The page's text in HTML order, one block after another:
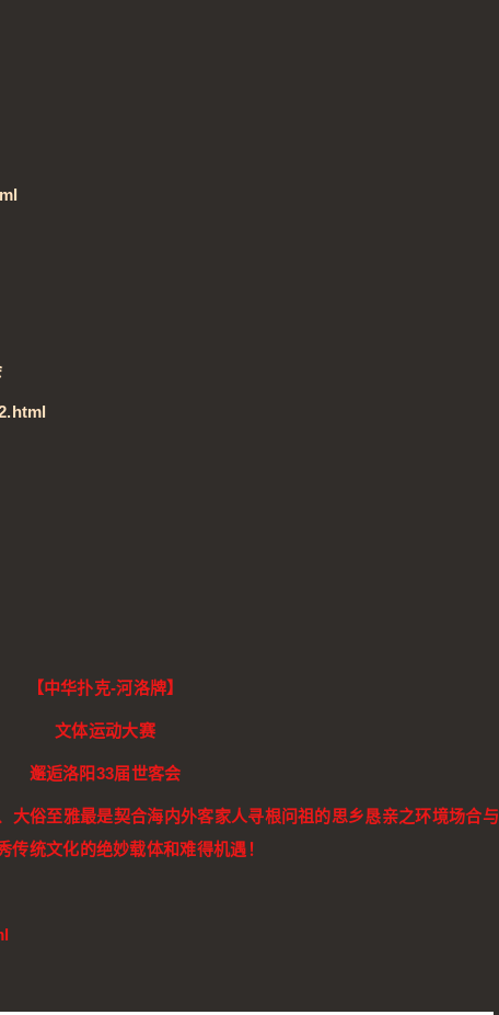
【中华扑克-河洛牌】
文体运动大赛
邂逅洛阳33届世客会
大俗至雅最是契合海内外客家人寻根问祖的思乡恳亲之环境场合与
统文化的绝妙载体和难得机遇！